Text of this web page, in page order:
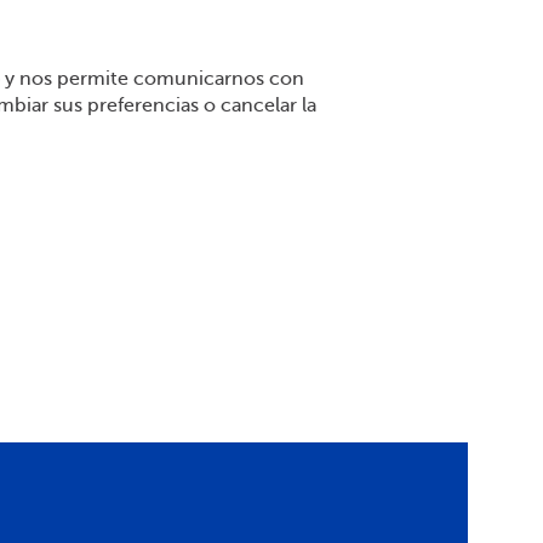
nos permite comunicarnos con
sus preferencias o cancelar la